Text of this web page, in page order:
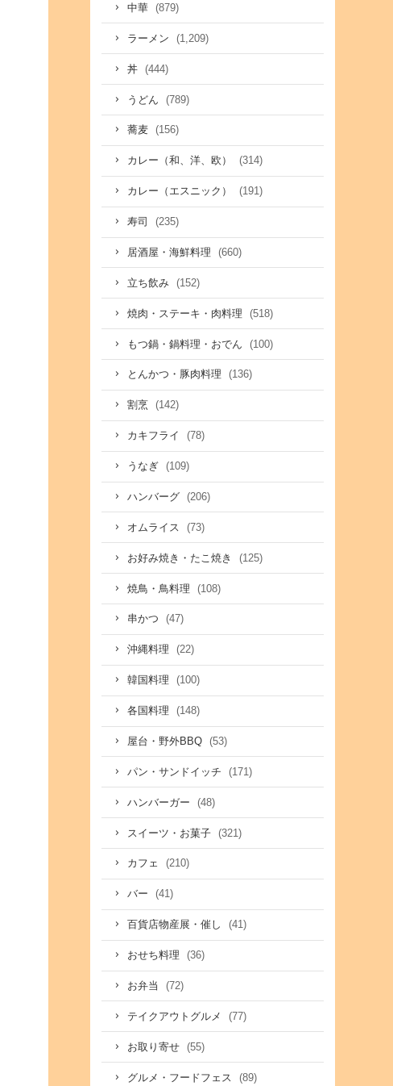
中華 (879)
ラーメン (1,209)
丼 (444)
うどん (789)
蕎麦 (156)
カレー（和、洋、欧） (314)
カレー（エスニック） (191)
寿司 (235)
居酒屋・海鮮料理 (660)
立ち飲み (152)
焼肉・ステーキ・肉料理 (518)
もつ鍋・鍋料理・おでん (100)
とんかつ・豚肉料理 (136)
割烹 (142)
カキフライ (78)
うなぎ (109)
ハンバーグ (206)
オムライス (73)
お好み焼き・たこ焼き (125)
焼鳥・鳥料理 (108)
串かつ (47)
沖縄料理 (22)
韓国料理 (100)
各国料理 (148)
屋台・野外BBQ (53)
パン・サンドイッチ (171)
ハンバーガー (48)
スイーツ・お菓子 (321)
カフェ (210)
バー (41)
百貨店物産展・催し (41)
おせち料理 (36)
お弁当 (72)
テイクアウトグルメ (77)
お取り寄せ (55)
グルメ・フードフェス (89)